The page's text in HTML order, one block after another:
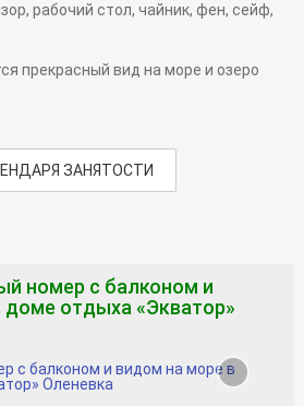
рабочий стол, чайник, фен, сейф,
прекрасный вид на море и озеро
ЗАНЯТОСТИ
номер с балконом и
отдыха «Экватор»
›